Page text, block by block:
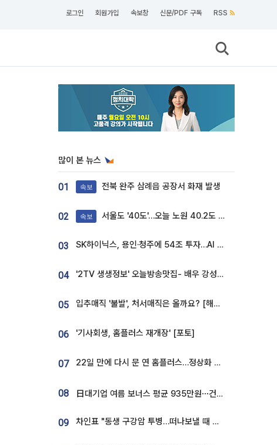
로그인 회원가입 속보창 신문/PDF 구독 RSS
많이 본 뉴스
01 속보 전북 완주 삼례읍 공장서 화재 발생
02 속보 서울도 '40도'…오늘 노원 40.2도 기록
03 SK하이닉스, 용인·청주에 54조 투자…AI 메모리 생산기지 키운다
04 '2TV 생생정보' 오늘방송맛집- 배우 강성진 단골! 쌀국수ㆍ푸팟퐁 커리 맛집 '블○○○'
05 입추매직 '불발', 처서매직은 올까요? [해시태그]
06 '기사회생, 홈플러스 재개장' [포토]
07 22일 만에 다시 문 연 홈플러스…정상화 바쁜데 재고 없어 ‘발동동’[가보니]
08 日대기업 여름 보너스 평균 935만원⋯건설회사 1800만 넘어
09 차인표 "동생 구강암 투병…떠나보낼 때 가장 힘들었다”